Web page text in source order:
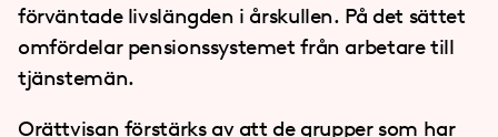
förväntade livslängden i årskullen. På det sättet
omfördelar pensionssystemet från arbetare till
tjänstemän.
Orättvisan förstärks av att de grupper som har